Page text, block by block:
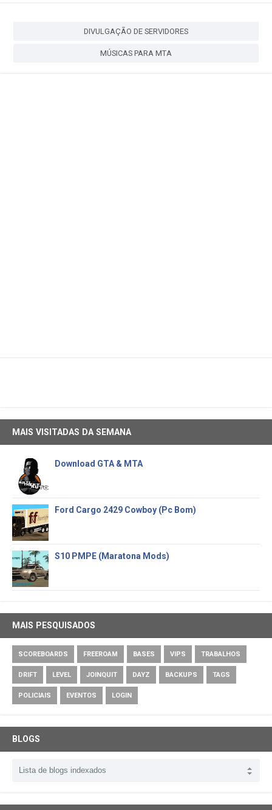
DIVULGAÇÃO DE SERVIDORES
MÚSICAS PARA MTA
MAIS VISITADAS DA SEMANA
Download GTA & MTA
Ford Cargo 2429 Cowboy (Pc Bom)
S10 PMPE (Maratona Mods)
MAIS PESQUISADOS
SCOREBOARDS FREEROAM BASES VIPS TRABALHOS
DRIFT LEVEL JOINQUIT DAYZ BACKUPS TAGS
POLICIAIS EVENTOS LOGIN
BLOGS